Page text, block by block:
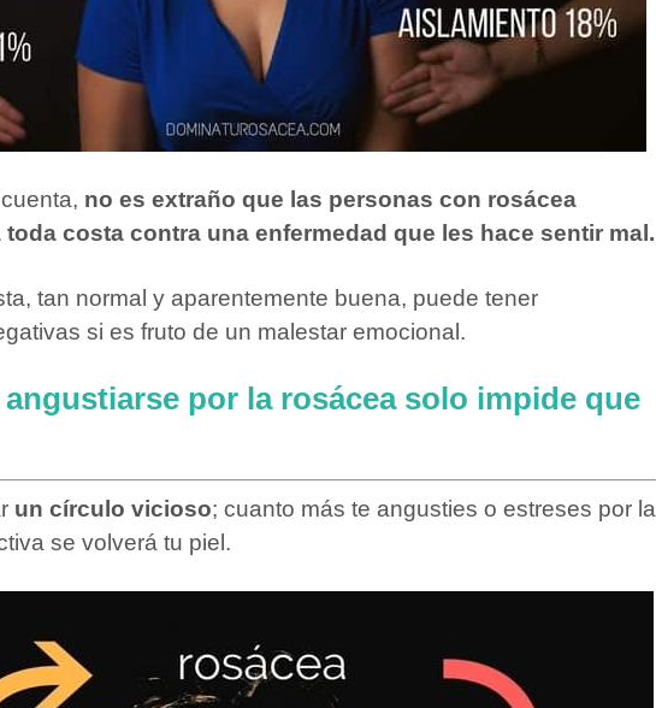
no es extraño que las personas con rosácea
costa contra una enfermedad que les hace sentir mal.
tan normal y aparentemente buena, puede tener
si es fruto de un malestar emocional.
por la rosácea solo impide que
un círculo vicioso; cuanto más te angusties o estreses por la
se volverá tu piel.